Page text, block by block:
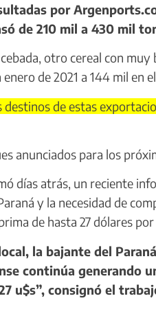
por
de 210 mil a 430 mil
otro cereal con
de 2021 a 144 mil en
de estas
anunciados para los
días atrás, un reciente
y la necesidad de
de hasta 27 dólares
la bajante del
continúa generando
u$s”, consignó el